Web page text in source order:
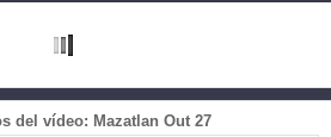
del vídeo: Mazatlan Out 27